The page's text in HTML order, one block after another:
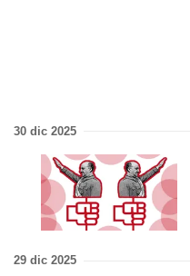
30 dic 2025
29 dic 2025